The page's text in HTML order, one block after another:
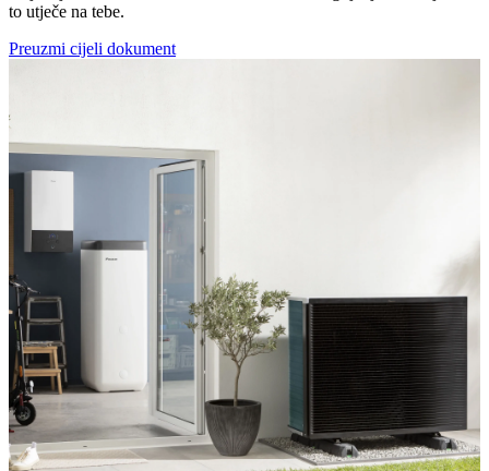
to utječe na tebe.
Preuzmi cijeli dokument